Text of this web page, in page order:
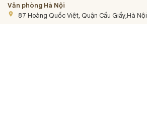
Văn phòng Hà Nội
place 87 Hoàng Quốc Việt, Quận Cầu Giấy,Hà Nội